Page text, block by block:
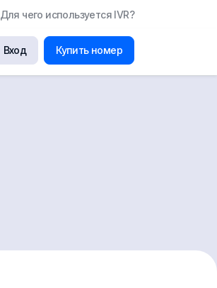
Для чего используется IVR?
Вход Купить номер